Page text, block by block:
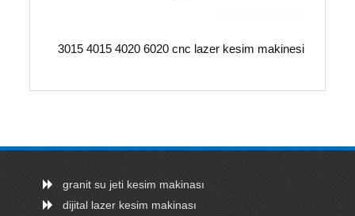
3015 4015 4020 6020 cnc lazer kesim makinesi
granit su jeti kesim makinası
dijital lazer kesim makinası